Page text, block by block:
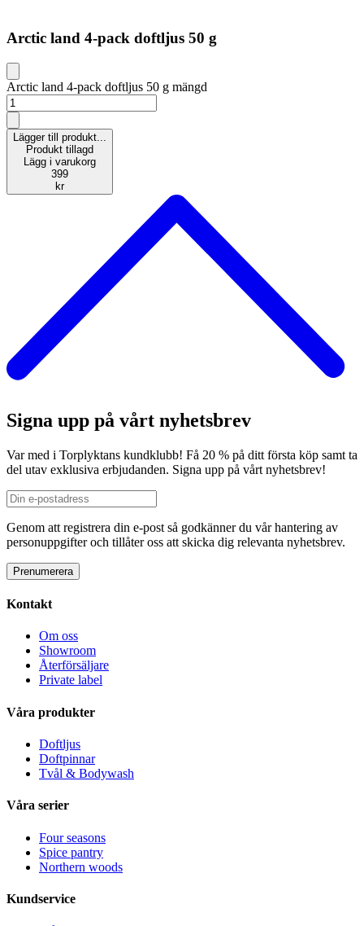
Arctic land 4-pack doftljus 50 g
Arctic land 4-pack doftljus 50 g mängd
Lägger till produkt...
Produkt tillagd
Lägg i varukorg
399
kr
Signa upp på vårt nyhetsbrev
Var med i Torplyktans kundklubb! Få 20 % på ditt första köp samt ta
del utav exklusiva erbjudanden. Signa upp på vårt nyhetsbrev!
Genom att registrera din e-post så godkänner du vår hantering av
personuppgifter och tillåter oss att skicka dig relevanta nyhetsbrev.
Kontakt
Om oss
Showroom
Återförsäljare
Private label
Våra produkter
Doftljus
Doftpinnar
Tvål & Bodywash
Våra serier
Four seasons
Spice pantry
Northern woods
Kundservice